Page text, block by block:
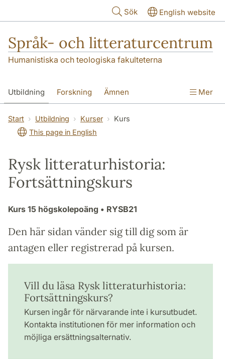
Sök English website
Språk- och litteraturcentrum
Humanistiska och teologiska fakulteterna
Utbildning Forskning Ämnen
SOL-husen Kontakt Institutionen
översättning till svenska
Mer
Start Utbildning Kurser
Kurs
This page in English
Rysk litteraturhistoria:
Fortsättningskurs
Kurs 15 högskolepoäng • RYSB21
Den här sidan vänder sig till dig som är
antagen eller registrerad på kursen.
Vill du läsa Rysk litteraturhistoria:
Fortsättningskurs?
Kursen ingår för närvarande inte i kursutbudet.
Kontakta institutionen för mer information och
möjliga ersättningsalternativ.